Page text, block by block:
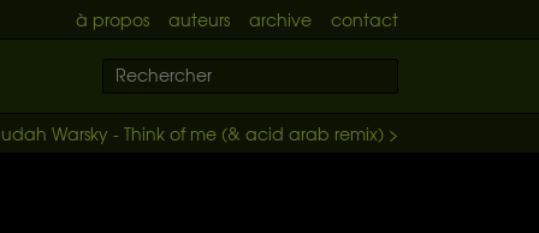
à propos auteurs archive contact
Warsky - Think of me (& acid arab remix) >